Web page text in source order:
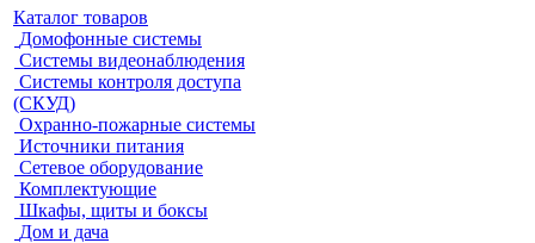
Каталог товаров
Домофонные системы
Системы видеонаблюдения
Системы контроля доступа
(СКУД)
Охранно-пожарные системы
Источники питания
Сетевое оборудование
Комплектующие
Шкафы, щиты и боксы
Дом и дача